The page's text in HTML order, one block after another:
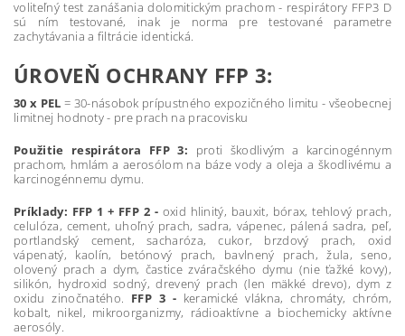
voliteľný test zanášania dolomitickým prachom - respirátory FFP3 D
sú ním testované, inak je norma pre testované parametre
zachytávania a filtrácie identická.
ÚROVEŇ OCHRANY FFP 3:
30 x PEL = 30-násobok prípustného expozičného limitu - všeobecnej
limitnej hodnoty - pre prach na pracovisku
Použitie respirátora FFP 3: proti škodlivým a karcinogénnym
prachom, hmlám a aerosólom na báze vody a oleja a škodlivému a
karcinogénnemu dymu.
Príklady: FFP 1 + FFP 2 -oxid hlinitý, bauxit, bórax, tehlový prach,
celulóza, cement, uhoľný prach, sadra, vápenec, pálená sadra, peľ,
portlandský cement, sacharóza, cukor, brzdový prach, oxid
vápenatý, kaolín, betónový prach, bavlnený prach, žula, seno,
olovený prach a dym, častice zváračského dymu (nie ťažké kovy),
silikón, hydroxid sodný, drevený prach (len mäkké drevo), dym z
oxidu zinočnatého. FFP 3 - keramické vlákna, chromáty, chróm,
kobalt, nikel, mikroorganizmy, rádioaktívne a biochemicky aktívne
aerosóly.